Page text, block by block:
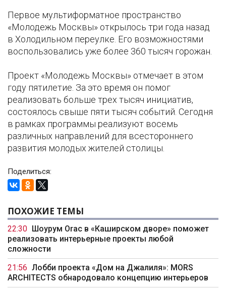
Первое мультиформатное пространство
«Молодежь Москвы» открылось три года назад
в Холодильном переулке. Его возможностями
воспользовались уже более 360 тысяч горожан.
Проект «Молодежь Москвы» отмечает в этом
году пятилетие. За это время он помог
реализовать больше трех тысяч инициатив,
состоялось свыше пяти тысяч событий. Сегодня
в рамках программы реализуют восемь
различных направлений для всестороннего
развития молодых жителей столицы.
Поделиться:
ПОХОЖИЕ ТЕМЫ
22:30
Шоурум Orac в «Каширском дворе» поможет
реализовать интерьерные проекты любой
сложности
21:56 Лобби проекта «Дом на Джалиля»: MORS
ARCHITECTS обнародовало концепцию интерьеров